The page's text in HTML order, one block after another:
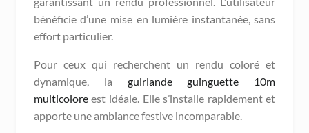
bénéficie d’une mise en lumière instantanée, sans
effort particulier.
Pour ceux qui recherchent un rendu coloré et
dynamique, la guirlande guinguette 10m
multicoloreest idéale. Elle s’installe rapidement et
apporte une ambiance festive incomparable.